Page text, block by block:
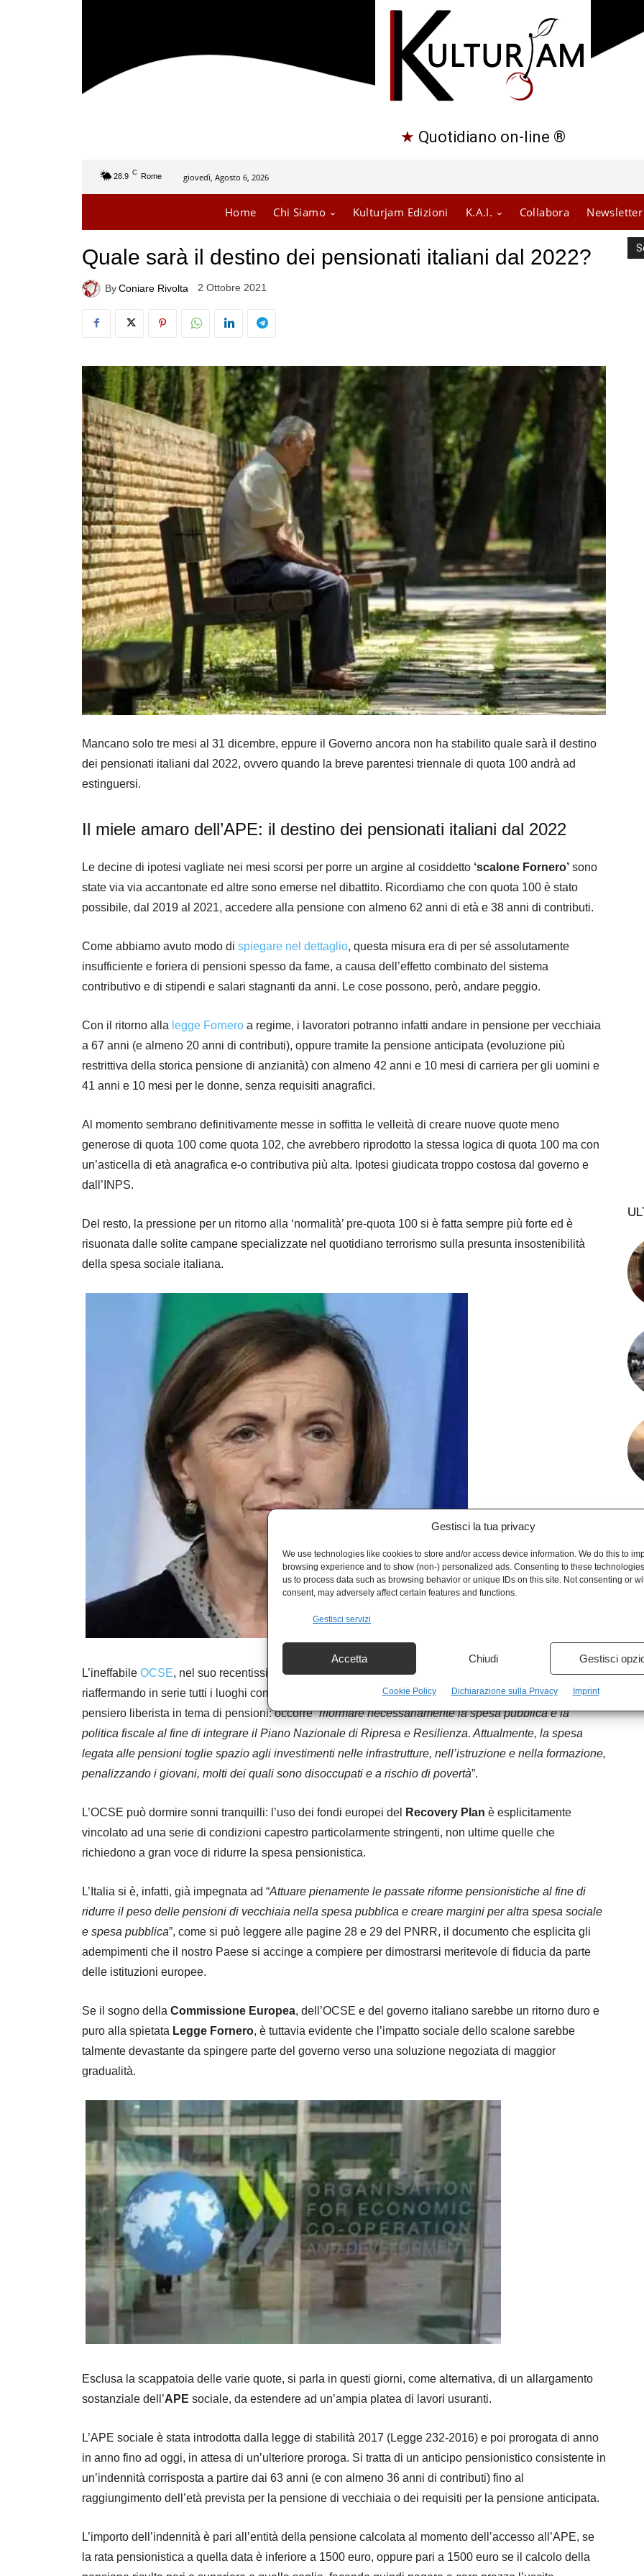
Gestisci la tua privacy
We use technologies like cookies to store and/or access device information. We do this to
browsing experience and to show (non-) personalized ads. Consenting to these
us to process data such as browsing behavior or unique IDs on this site. Not consenting or
consent, may adversely affect certain features and functions.
Gestisci servizi
Accetta Chiudi Gestisci
Cookie Policy Dichiarazione sulla Privacy Imprint
★ Quotidiano on-line ®
28.9 C Rome giovedì, Agosto 6, 2026
Home Chi Siamo Kulturjam Edizioni K.A.I. Collabora Newsletter
Quale sarà il destino dei pensionati italiani dal 2022?
ByConiare Rivolta 2 Ottobre 2021
Mancano solo tre mesi al 31 dicembre, eppure il Governo ancora non ha stabilito quale sarà il destino
dei pensionati italiani dal 2022, ovvero quando la breve parentesi triennale di quota 100 andrà ad
estinguersi.
Il miele amaro dell’APE: il destino dei pensionati italiani dal 2022
Le decine di ipotesi vagliate nei mesi scorsi per porre un argine al cosiddetto ‘scalone Fornero’ sono
state via via accantonate ed altre sono emerse nel dibattito. Ricordiamo che con quota 100 è stato
possibile, dal 2019 al 2021, accedere alla pensione con almeno 62 anni di età e 38 anni di contributi.
Come abbiamo avuto modo di spiegare nel dettaglio, questa misura era di per sé assolutamente
insufficiente e foriera di pensioni spesso da fame, a causa dell’effetto combinato del sistema
contributivo e di stipendi e salari stagnanti da anni. Le cose possono, però, andare peggio.
Con il ritorno alla legge Fornero a regime, i lavoratori potranno infatti andare in pensione per vecchiaia
a 67 anni (e almeno 20 anni di contributi), oppure tramite la pensione anticipata (evoluzione più
restrittiva della storica pensione di anzianità) con almeno 42 anni e 10 mesi di carriera per gli uomini e
41 anni e 10 mesi per le donne, senza requisiti anagrafici.
Al momento sembrano definitivamente messe in soffitta le velleità di creare nuove quote meno
generose di quota 100 come quota 102, che avrebbero riprodotto la stessa logica di quota 100 ma con
un’asticella di età anagrafica e-o contributiva più alta. Ipotesi giudicata troppo costosa dal governo e
dall’INPS.
Del resto, la pressione per un ritorno alla ‘normalità’ pre-quota 100 si è fatta sempre più forte ed è
risuonata dalle solite campane specializzate nel quotidiano terrorismo sulla presunta insostenibilità
della spesa sociale italiana.
L’ineffabile OCSE, nel suo recentissimo rapporto economico sull’Italia, lo ha scritto a chiare lettere
riaffermando in serie tutti i luoghi comuni che costituiscono l’armamentario ideologico stantio del
pensiero liberista in tema di pensioni: occorre “riformare necessariamente la spesa pubblica e la
politica fiscale al fine di integrare il Piano Nazionale di Ripresa e Resilienza. Attualmente, la spesa
legata alle pensioni toglie spazio agli investimenti nelle infrastrutture, nell’istruzione e nella formazione,
penalizzando i giovani, molti dei quali sono disoccupati e a rischio di povertà”.
L’OCSE può dormire sonni tranquilli: l’uso dei fondi europei del Recovery Plan è esplicitamente
vincolato ad una serie di condizioni capestro particolarmente stringenti, non ultime quelle che
richiedono a gran voce di ridurre la spesa pensionistica.
L’Italia si è, infatti, già impegnata ad “Attuare pienamente le passate riforme pensionistiche al fine di
ridurre il peso delle pensioni di vecchiaia nella spesa pubblica e creare margini per altra spesa sociale
e spesa pubblica”, come si può leggere alle pagine 28 e 29 del PNRR, il documento che esplicita gli
adempimenti che il nostro Paese si accinge a compiere per dimostrarsi meritevole di fiducia da parte
delle istituzioni europee.
Se il sogno della Commissione Europea, dell’OCSE e del governo italiano sarebbe un ritorno duro e
puro alla spietata Legge Fornero, è tuttavia evidente che l’impatto sociale dello scalone sarebbe
talmente devastante da spingere parte del governo verso una soluzione negoziata di maggior
gradualità.
Esclusa la scappatoia delle varie quote, si parla in questi giorni, come alternativa, di un allargamento
sostanziale dell’APE sociale, da estendere ad un’ampia platea di lavori usuranti.
L’APE sociale è stata introdotta dalla legge di stabilità 2017 (Legge 232-2016) e poi prorogata di anno
in anno fino ad oggi, in attesa di un’ulteriore proroga. Si tratta di un anticipo pensionistico consistente in
un’indennità corrisposta a partire dai 63 anni (e con almeno 36 anni di contributi) fino al
raggiungimento dell’età prevista per la pensione di vecchiaia o dei requisiti per la pensione anticipata.
L’importo dell’indennità è pari all’entità della pensione calcolata al momento dell’accesso all’APE, se
la rata pensionistica a quella data è inferiore a 1500 euro, oppure pari a 1500 euro se il calcolo della